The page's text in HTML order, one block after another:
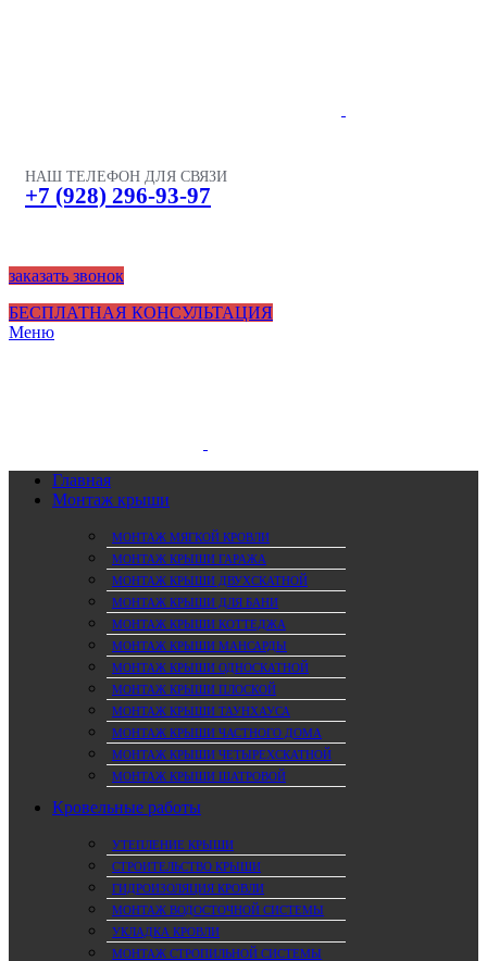
НАШ ТЕЛЕФОН ДЛЯ СВЯЗИ
+7 (928) 296-93-97
заказать звонок
БЕСПЛАТНАЯ КОНСУЛЬТАЦИЯ
Меню
Главная
Монтаж крыши
МОНТАЖ МЯГКОЙ КРОВЛИ
МОНТАЖ КРЫШИ ГАРАЖА
МОНТАЖ КРЫШИ ДВУХСКАТНОЙ
МОНТАЖ КРЫШИ ДЛЯ БАНИ
МОНТАЖ КРЫШИ КОТТЕДЖА
МОНТАЖ КРЫШИ МАНСАРДЫ
МОНТАЖ КРЫШИ ОДНОСКАТНОЙ
МОНТАЖ КРЫШИ ПЛОСКОЙ
МОНТАЖ КРЫШИ ТАУНХАУСА
МОНТАЖ КРЫШИ ЧАСТНОГО ДОМА
МОНТАЖ КРЫШИ ЧЕТЫРЕХСКАТНОЙ
МОНТАЖ КРЫШИ ШАТРОВОЙ
Кровельные работы
УТЕПЛЕНИЕ КРЫШИ
СТРОИТЕЛЬСТВО КРЫШИ
ГИДРОИЗОЛЯЦИЯ КРОВЛИ
МОНТАЖ ВОДОСТОЧНОЙ СИСТЕМЫ
УКЛАДКА КРОВЛИ
МОНТАЖ СТРОПИЛЬНОЙ СИСТЕМЫ